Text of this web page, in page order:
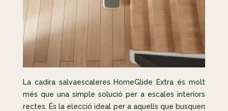
La cadira salvaescaleres HomeGlide Extra és molt
més que una simple solució per a escales interiors
rectes. És la elecció ideal per a aquells que busquen